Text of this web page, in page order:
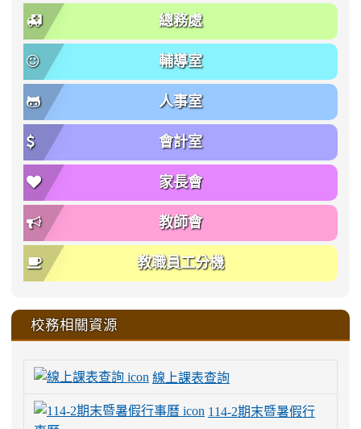
總務處
輔導室
人事室
會計室
家長會
教師會
教職員工分機
校務相關資源
線上課表查詢
114-2期末暨暑假行